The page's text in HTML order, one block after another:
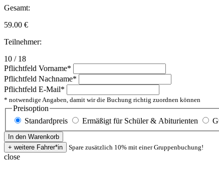
Gesamt:
59.00 €
Teilnehmer:
10 / 18
Pflichtfeld Vorname*
Pflichtfeld Nachname*
Pflichtfeld E-Mail*
* notwendige Angaben, damit wir die Buchung richtig zuordnen können
Preisoption
Standardpreis
Ermäßigt für Schüler & Abiturienten
Spare zusätzlich 10% mit einer Gruppenbuchung!
close